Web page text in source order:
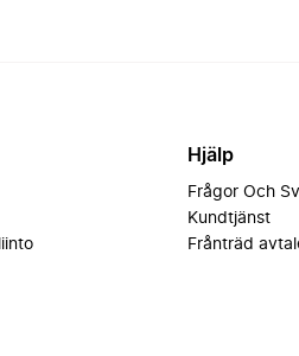
Hjälp
Frågor Och
Kundtjänst
Frånträd